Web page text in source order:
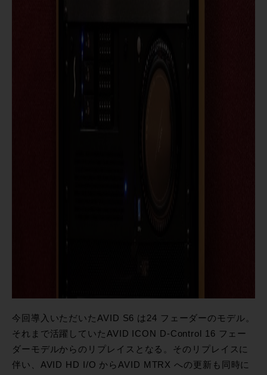
今回導入いただいたAVID S6 は24 フェーダーのモデル。
それまで活躍していたAVID ICON D-Control 16 フェー
ダーモデルからのリプレイスとなる。そのリプレイスに
伴い、AVID HD I/O からAVID MTRX への更新も同時に